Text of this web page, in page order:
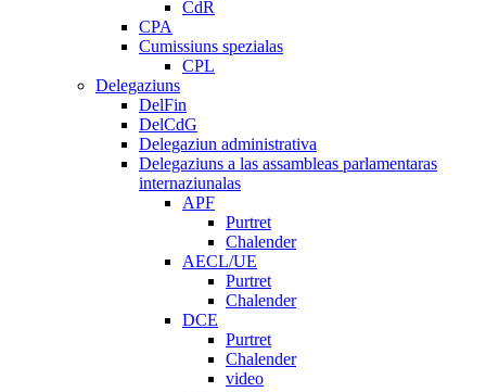
CdR
CPA
Cumissiuns spezialas
CPL
Delegaziuns
DelFin
DelCdG
Delegaziun administrativa
Delegaziuns a las assambleas parlamentaras
internaziunalas
APF
Purtret
Chalender
AECL/UE
Purtret
Chalender
DCE
Purtret
Chalender
video